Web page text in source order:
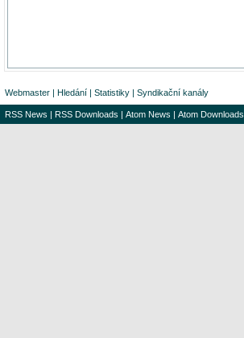
Webmaster | Hledání | Statistiky | Syndikační kanály
RSS News | RSS Downloads | Atom News | Atom Downloads